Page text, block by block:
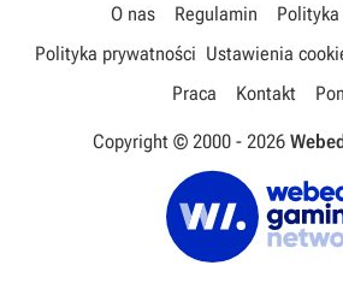
O nas Regulamin
Polityka prywatności Ustawienia
Praca
Kontakt
Copyright © 2000 - 2026